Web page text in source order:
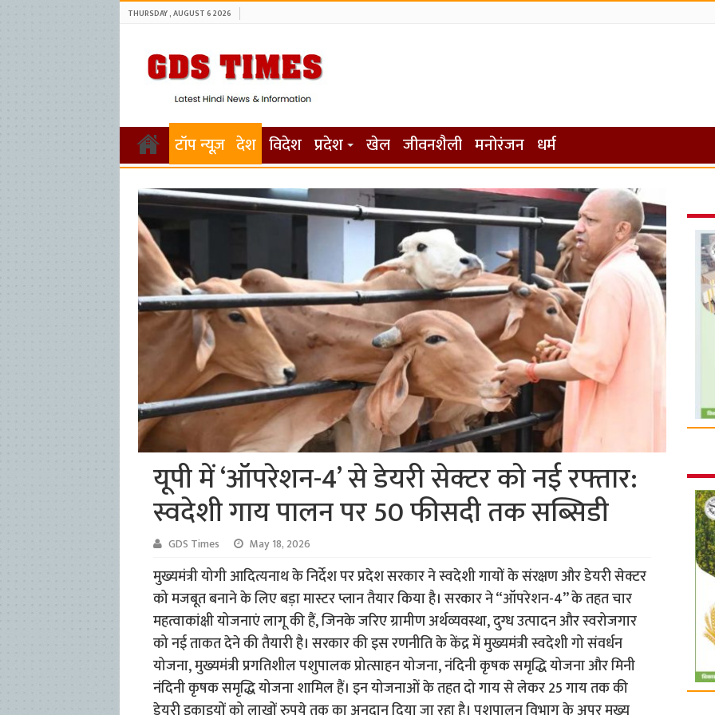
THURSDAY , AUGUST 6 2026
टॉप न्यूज़ देश विदेश प्रदेश खेल जीवनशैली मनोरंजन धर्म
यूपी में ‘ऑपरेशन-4’ से डेयरी सेक्टर को नई रफ्तार:
स्वदेशी गाय पालन पर 50 फीसदी तक सब्सिडी
GDS Times May 18, 2026
मुख्यमंत्री योगी आदित्यनाथ के निर्देश पर प्रदेश सरकार ने स्वदेशी गायों के संरक्षण और डेयरी सेक्टर
को मजबूत बनाने के लिए बड़ा मास्टर प्लान तैयार किया है। सरकार ने “ऑपरेशन-4” के तहत चार
महत्वाकांक्षी योजनाएं लागू की हैं, जिनके जरिए ग्रामीण अर्थव्यवस्था, दुग्ध उत्पादन और स्वरोजगार
को नई ताकत देने की तैयारी है। सरकार की इस रणनीति के केंद्र में मुख्यमंत्री स्वदेशी गो संवर्धन
योजना, मुख्यमंत्री प्रगतिशील पशुपालक प्रोत्साहन योजना, नंदिनी कृषक समृद्धि योजना और मिनी
नंदिनी कृषक समृद्धि योजना शामिल हैं। इन योजनाओं के तहत दो गाय से लेकर 25 गाय तक की